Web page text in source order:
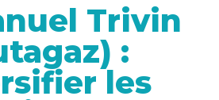
Trivin
:
les